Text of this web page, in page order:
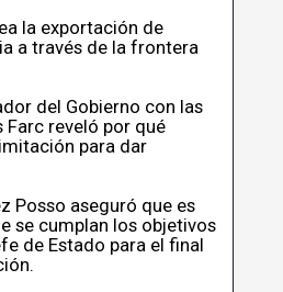
la exportación de
a través de la frontera
del Gobierno con las
Farc reveló por qué
para dar
Posso aseguró que es
se cumplan los objetivos
de Estado para el final